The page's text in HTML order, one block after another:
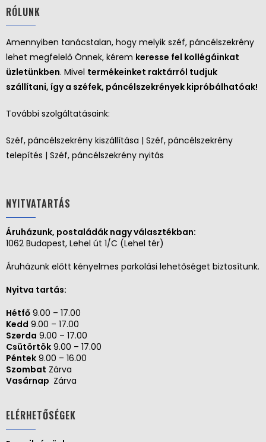
RÓLUNK
Amennyiben tanácstalan, hogy melyik széf, páncélszekrény
lehet megfelelő Önnek, kérem keresse fel kollégáinkat
üzletünkben. Mivel termékeinket raktárról tudjuk
szállítani, így a széfek, páncélszekrények kipróbálhatóak!
További szolgáltatásaink:
Széf, páncélszekrény kiszállítása | Széf, páncélszekrény
telepítés | Széf, páncélszekrény nyitás
NYITVATARTÁS
Áruházunk, postaládák nagy választékban:
1062 Budapest, Lehel út 1/C (Lehel tér)
Áruházunk előtt kényelmes parkolási lehetőséget biztosítunk.
Nyitva tartás:
Hétfő 9.00 – 17.00
Kedd 9.00 – 17.00
Szerda 9.00 – 17.00
Csütörtök 9.00 – 17.00
Péntek 9.00 – 16.00
Szombat Zárva
Vasárnap Zárva
ELÉRHETŐSÉGEK